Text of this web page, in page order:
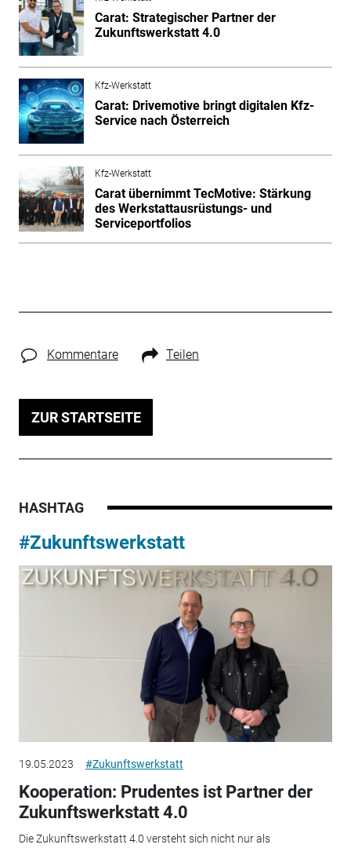
Carat: Strategischer Partner der
Zukunftswerkstatt 4.0
Kfz-Werkstatt
Carat: Drivemotive bringt digitalen Kfz-
Service nach Österreich
Kfz-Werkstatt
Carat übernimmt TecMotive: Stärkung
des Werkstattausrüstungs- und
Serviceportfolios
Kommentare Teilen
ZUR STARTSEITE
HASHTAG
#Zukunftswerkstatt
19.05.2023 #Zukunftswerkstatt
Kooperation: Prudentes ist Partner der
Zukunftswerkstatt 4.0
Die Zukunftswerkstatt 4.0 versteht sich nicht nur als